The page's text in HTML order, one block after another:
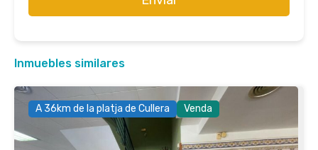
Inmuebles similares
A 36km de la platja de Cullera Venda